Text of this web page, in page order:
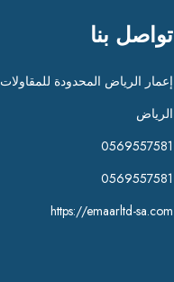
تواصل بنا
إعمار الرياض المحدودة للمقاولات
الرياض
0569557581
0569557581
https://emaarltd-sa.com